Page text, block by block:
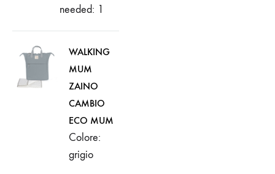
needed: 1
WALKING
MUM
ZAINO
CAMBIO
ECO MUM
Colore:
grigio